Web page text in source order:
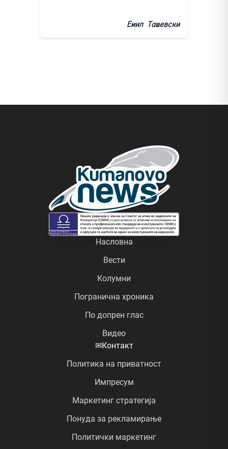
Емил Ташевски
Насловна
Вести
Колумни
Погранична хроника
По допрен глас
Видео
✉Контакт
Политика на приватност
Импресум
Маркетинг стратегија
Понуда за рекламирање
Политички маркетинг